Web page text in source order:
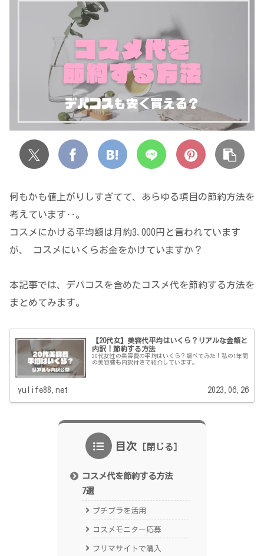
何もかも値上がりしすぎてて、あらゆる項目の節約方法を
考えています‥。
コスメにかける平均額は月約3,000円と言われています
が、 コスメにいくらお金をかけていますか？
本記事では、デパコスを含めたコスメ代を節約する方法を
まとめてみます。
【20代女】美容代平均はいくら？リアルな金額と
内訳！節約する方法
20代女性の美容費の平均はいくら？調べてみた！私の1年間
の美容費も内訳付きで紹介しています。
yulife88.net 2023.06.26
目次
コスメ代を節約する方法
7選
プチプラを活用
コスメモニター応募
フリマサイトで購入